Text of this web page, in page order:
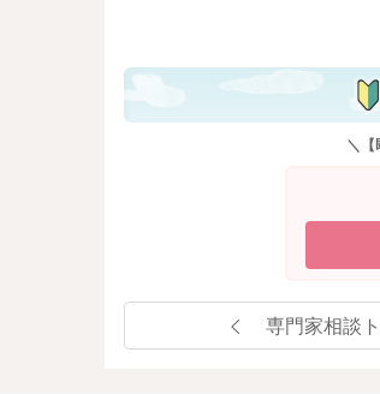
＼【
専門家相談